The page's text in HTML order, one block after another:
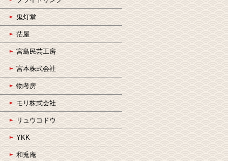
鬼灯堂
茫屋
宮島民芸工房
宮本株式会社
物考房
モリ株式会社
リュウコドウ
YKK
和兎庵